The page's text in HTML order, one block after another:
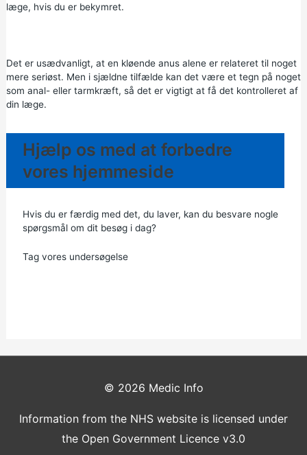
læge, hvis du er bekymret.
Det er usædvanligt, at en kløende anus alene er relateret til noget
mere seriøst. Men i sjældne tilfælde kan det være et tegn på noget
som anal- eller tarmkræft, så det er vigtigt at få det kontrolleret af
din læge.
Hjælp os med at forbedre
vores hjemmeside
Hvis du er færdig med det, du laver, kan du besvare nogle
spørgsmål om dit besøg i dag?
Tag vores undersøgelse
© 2026 Medic Info
Information from the NHS website is licensed under
the Open Government Licence v3.0